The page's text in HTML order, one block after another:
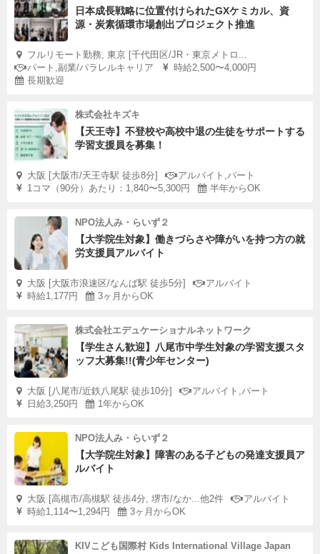
日本成長戦略に位置付けられたGXケミカル、資
源・炭素循環市場創出プロジェクト推進
フルリモート勤務, 東京 [千代田区/JR・東京メトロ...
パート,副業/パラレルキャリア
時給2,500〜4,000円
長期歓迎
株式会社キズキ
【天王寺】不登校や高校中退の生徒をサポートする
学習支援員を募集！
大阪 [大阪市/天王寺駅 徒歩8分]
アルバイト,パート
1コマ（90分）あたり：1,840〜5,300円
半年からOK
NPO法人み・らいず２
【大学院生対象】働きづらさや障がいを持つ方の就
労支援員アルバイト
大阪 [大阪市浪速区/なんば駅 徒歩5分]
アルバイト
時給1,177円
3ヶ月からOK
株式会社エデュケーショナルネットワーク
【学生さん歓迎】八尾市中学生対象の学習支援スタ
ッフ大募集!!(青少年センター)
大阪 [八尾市/近鉄八尾駅 徒歩10分]
アルバイト,パート
日給3,250円
1年からOK
NPO法人み・らいず２
【大学院生対象】障害のある子どもの発達支援員ア
ルバイト
大阪 [高槻市/高槻駅 徒歩4分, 堺市/なか...他2件
アルバイト
時給1,114〜1,294円
3ヶ月からOK
KIVこども国際村 Kids International Village Japan